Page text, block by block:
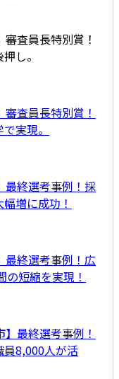
審査員長特別賞！
し。
審査員長特別賞！
実現。
最終選考事例！採
増に成功！
最終選考事例！広
短縮を実現！
】最終選考事例！
員8,000人が活